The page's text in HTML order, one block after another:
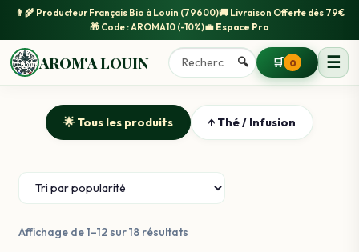
👨‍🌾 Producteur Français Bio à Louin (79600)🚚 Livraison Offertedès 79€
🎁 Code :AROMA10 (-10%)💼 Espace Pro
AROM'A LOUIN 🔍 🛒 0 ☰
🌟 Tous les produits ↑ Thé / Infusion
Affichage de 1–12 sur 18 résultatsTrié